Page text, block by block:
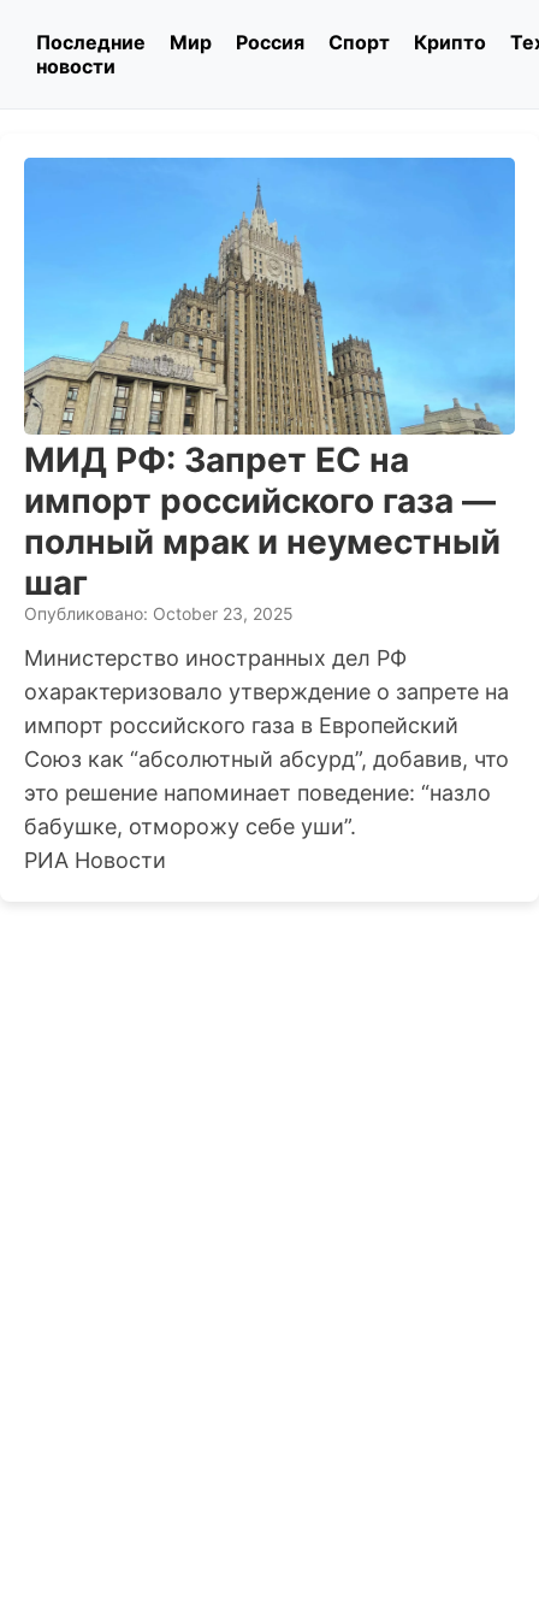
Последние
новости
Мир Россия Спорт Крипто
МИД РФ: Запрет ЕС на
импорт российского газа —
полный мрак и неуместный
шаг
Опубликовано: October 23, 2025
Министерство иностранных дел РФ
охарактеризовало утверждение о запрете на
импорт российского газа в Европейский
Союз как “абсолютный абсурд”, добавив, что
это решение напоминает поведение: “назло
бабушке, отморожу себе уши”.
РИА Новости